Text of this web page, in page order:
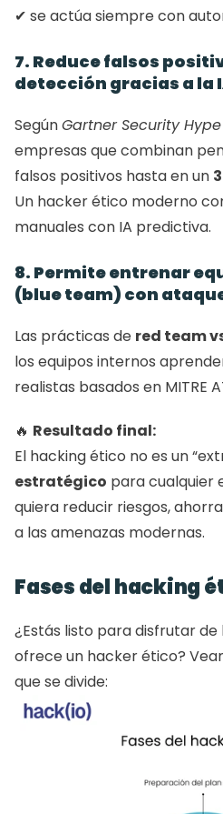
✔ se actúa siempre con
7. Reduce falsos
detección gracias a la
Según Gartner Security
empresas que combinan
falsos positivos hasta en un
Un hacker ético moderno
manuales con IA predictiva.
8. Permite entrenar
(blue team) con
Las prácticas de red team
los equipos internos
realistas basados en MITRE
🔥 Resultado final:
El hacking ético no es un
estratégico para cualquier
quiera reducir riesgos,
a las amenazas modernas.
Fases del hacking
¿Estás listo para disfrutar
ofrece un hacker ético?
que se divide: